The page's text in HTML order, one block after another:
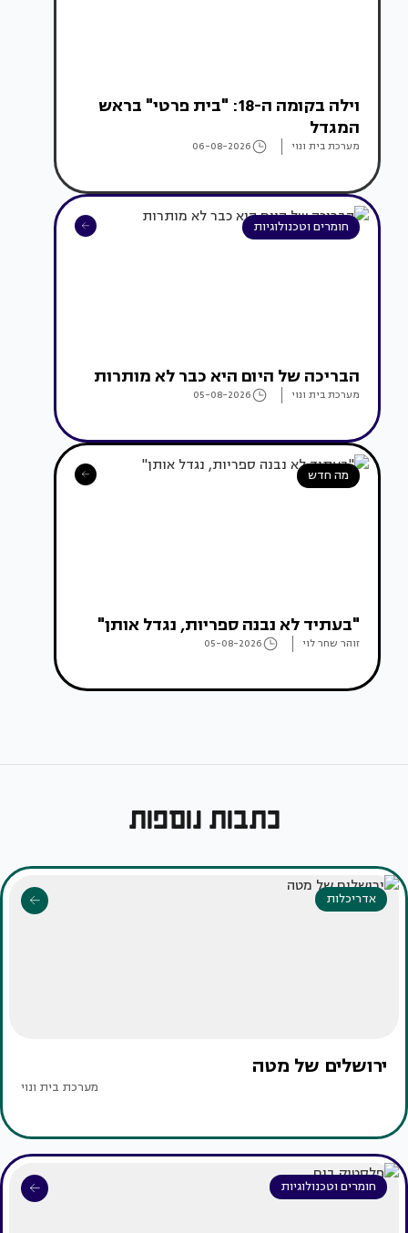
וילה בקומה ה-18: "בית פרטי" בראש
המגדל
מערכת בית ונוי 06-08-2026
חומרים וטכנולוגיות
הבריכה של היום היא כבר לא מותרות
מערכת בית ונוי 05-08-2026
מה חדש
"בעתיד לא נבנה ספריות, נגדל אותן"
זוהר שחר לוי 05-08-2026
כתבות נוספות
אדריכלות
ירושלים של מטה
מערכת בית ונוי
חומרים וטכנולוגיות